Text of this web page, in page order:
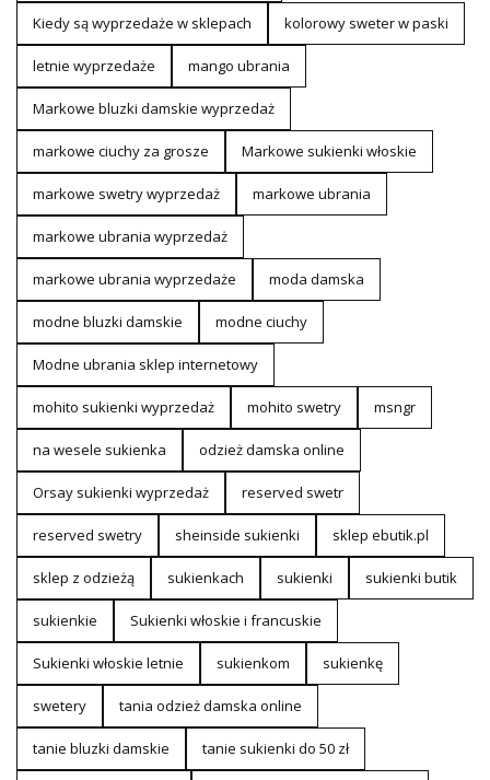
Kiedy są wyprzedaże w sklepach kolorowy sweter w paski
letnie wyprzedaże mango ubrania
Markowe bluzki damskie wyprzedaż
markowe ciuchy za grosze Markowe sukienki włoskie
markowe swetry wyprzedaż markowe ubrania
markowe ubrania wyprzedaż
markowe ubrania wyprzedaże moda damska
modne bluzki damskie modne ciuchy
Modne ubrania sklep internetowy
mohito sukienki wyprzedaż mohito swetry msngr
na wesele sukienka odzież damska online
Orsay sukienki wyprzedaż reserved swetr
reserved swetry sheinside sukienki sklep ebutik.pl
sklep z odzieżą sukienkach sukienki sukienki butik
sukienkie Sukienki włoskie i francuskie
Sukienki włoskie letnie sukienkom sukienkę
swetery tania odzież damska online
tanie bluzki damskie tanie sukienki do 50 zł